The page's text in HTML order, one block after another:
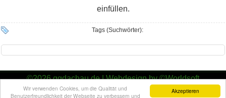
Akzeptieren
Wir verwenden Cookies, um die Qualität und
Benutzerfreundlichkeit der Webseite zu verbessern und
einfüllen.
Tags (Suchwörter):
©2026ggdachau.de|Webdesign by ©Worldsoft
Gartengemeinschaft Dachau e.V.